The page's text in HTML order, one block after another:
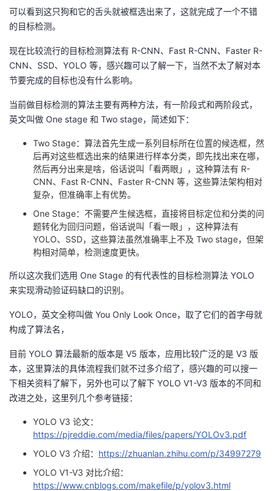
证
实
验
的
收
持
建
议
可以看到这只狗和它的舌头就被框选出来了，这就完成了一个不错
的目标检测。
现在比较流行的目标检测算法有 R-CNN、Fast R-CNN、Faster R-
CNN、SSD、YOLO 等，感兴趣可以了解一下，当然不太了解对本
节要完成的目标也没有什么影响。
当前做目标检测的算法主要有两种方法，有一阶段式和两阶段式，
英文叫做 One stage 和 Two stage，简述如下：
Two Stage：算法首先生成一系列目标所在位置的候选框，然
后再对这些框选出来的结果进行样本分类，即先找出来在哪，
然后再分出来是啥，俗话说叫「看两眼」，这种算法有 R-
CNN、Fast R-CNN、Faster R-CNN 等，这些算法架构相对
复杂，但准确率上有优势。
One Stage：不需要产生候选框，直接将目标定位和分类的问
题转化为回归问题，俗话说叫「看一眼」，这种算法有
YOLO、SSD，这些算法虽然准确率上不及 Two stage，但架
构相对简单，检测速度更快。
所以这次我们选用 One Stage 的有代表性的目标检测算法 YOLO
来实现滑动验证码缺口的识别。
YOLO，英文全称叫做 You Only Look Once，取了它们的首字母就
构成了算法名，
目前 YOLO 算法最新的版本是 V5 版本，应用比较广泛的是 V3 版
本，这里算法的具体流程我们就不过多介绍了，感兴趣的可以搜一
下相关资料了解下，另外也可以了解下 YOLO V1-V3 版本的不同和
改进之处，这里列几个参考链接：
YOLO V3 论文：
https://pjreddie.com/media/files/papers/YOLOv3.pdf
YOLO V3 介绍： https://zhuanlan.zhihu.com/p/34997279
YOLO V1-V3 对比介绍：
https://www.cnblogs.com/makefile/p/yolov3.html